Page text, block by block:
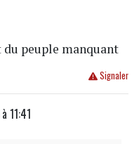
peuple manquant
Signaler
11:41